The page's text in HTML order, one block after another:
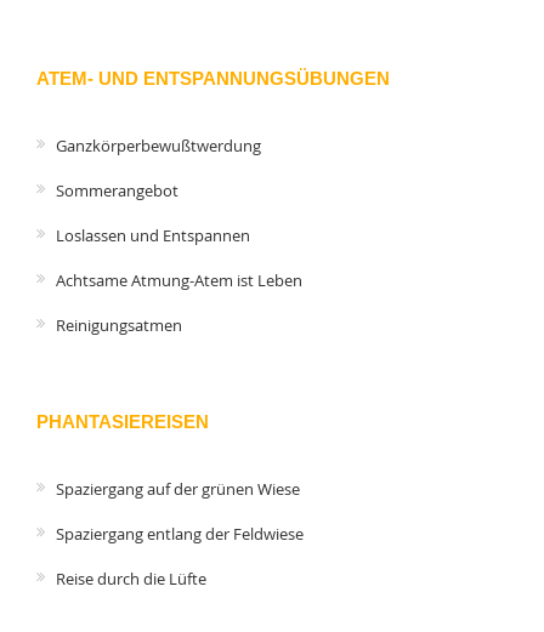
ATEM- UND ENTSPANNUNGSÜBUNGEN
Ganzkörperbewußtwerdung
Sommerangebot
Loslassen und Entspannen
Achtsame Atmung-Atem ist Leben
Reinigungsatmen
PHANTASIEREISEN
Spaziergang auf der grünen Wiese
Spaziergang entlang der Feldwiese
Reise durch die Lüfte